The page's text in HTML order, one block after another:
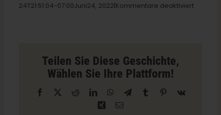
24T21:51:04-07:00Juni24, 2022|Kommentare deaktiviertfür
Teilen Sie Diese Geschichte,
Wählen Sie Ihre Plattform!
Facebook RedditLinkedInWhatsAppTelegramm
Tumblr Pinterest
Vk
Xing E-